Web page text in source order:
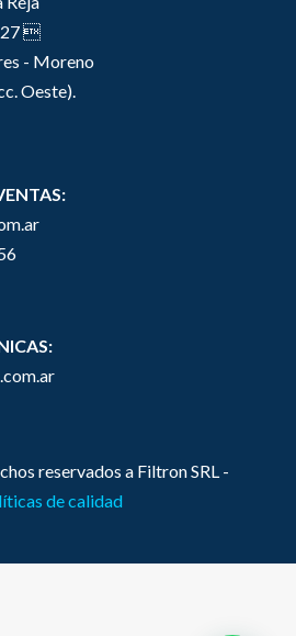

- Moreno
Oeste).
reservados a Filtron SRL -
de calidad